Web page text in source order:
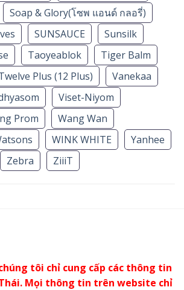
Soap & Glory(โซพ แอนด์ กลอรี่)
SUNSAUCE
Sunsilk
Taoyeablok
Tiger Balm
Plus (12 Plus)
Vanekaa
Viset-Niyom
Prom
Wang Wan
WINK WHITE
Yanhee
Zebra ZiiiT
tôi chỉ cung cấp các thông tin
Mọi thông tin trên website chỉ